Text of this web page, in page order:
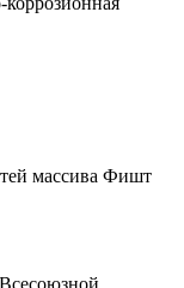
массива Фишт